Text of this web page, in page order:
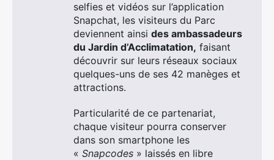
selfies et vidéos sur l’application
Snapchat, les visiteurs du Parc
deviennent ainsi des ambassadeurs
du Jardin d’Acclimatation, faisant
découvrir sur leurs réseaux sociaux
quelques-uns de ses 42 manèges et
attractions.
Particularité de ce partenariat,
chaque visiteur pourra conserver
dans son smartphone les
« Snapcodes » laissés en libre